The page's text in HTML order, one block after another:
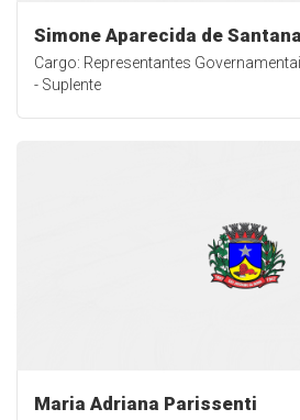
Simone Aparecida de Santana
Cargo: Representantes
- Suplente
Maria Adriana Parissenti